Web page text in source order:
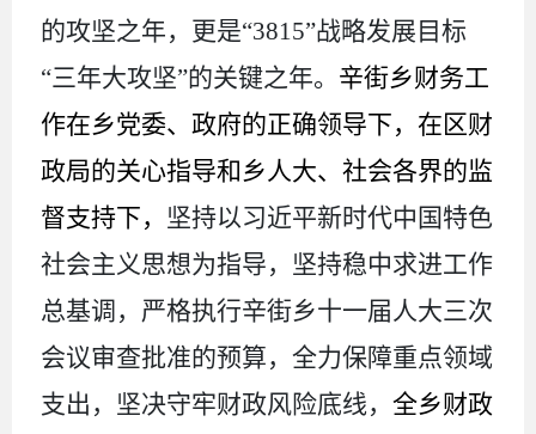
的攻坚之年，更是“3815”战略发展目标
“三年大攻坚”的关键之年。 辛街乡财务工
作在乡党委、政府的正确领导下，在区财
政局的关心指导和乡人大、社会各界的监
督支持下， 坚持以习近平新时代中国特色
社会主义思想为指导，坚持稳中求进工作
总基调，严格执行辛街乡十一届人大三次
会议审查批准的预算，全力保障重点领域
支出 ， 坚决守牢财政风险底线， 全乡财政